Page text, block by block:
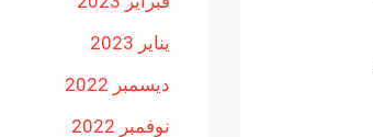
يناير 2023
ديسمبر 2022
نوفمبر 2022